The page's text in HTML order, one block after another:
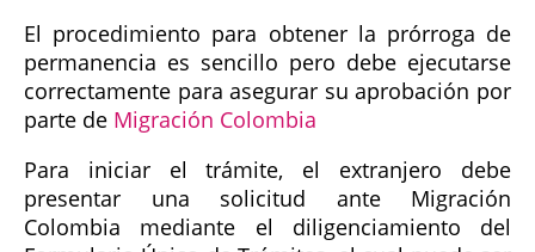
El procedimiento para obtener la prórroga de
permanencia es sencillo pero debe ejecutarse
correctamente para asegurar su aprobación por
parte de Migración Colombia
Para iniciar el trámite, el extranjero debe
presentar una solicitud ante Migración
Colombia mediante el diligenciamiento del